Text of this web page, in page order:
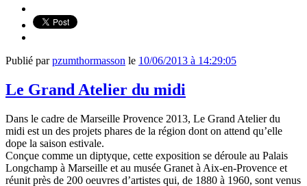
Publié parpzumthormasson le 10/06/2013 à 14:29:05
Le Grand Atelier du midi
Dans le cadre de Marseille Provence 2013, Le Grand Atelier du
midi est un des projets phares de la région dont on attend qu’elle
dope la saison estivale.
Conçue comme un diptyque, cette exposition se déroule au Palais
Longchamp à Marseille et au musée Granet à Aix-en-Provence et
réunit près de 200 oeuvres d’artistes qui, de 1880 à 1960, sont venus